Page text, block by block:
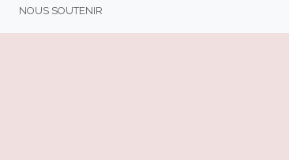
Nous soutenir